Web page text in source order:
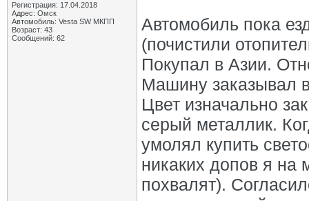
Регистрация: 17.04.2018
Адрес: Омск
Автомобиль: Vesta SW МКПП
Возраст: 43
Сообщений: 62
Автомобиль пока
(почистили
Покупал в Азии.
Машину заказывал
Цвет изначально
серый металлик.
умолял купить
никаких допов я на
похвалят).